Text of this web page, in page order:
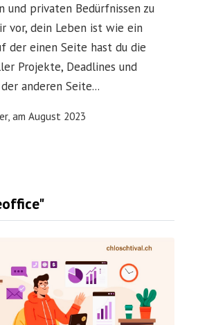
und privaten Bedürfnissen zu
vor, dein Leben ist wie ein
der einen Seite hast du die
Projekte, Deadlines und
anderen Seite...
amAugust 2023